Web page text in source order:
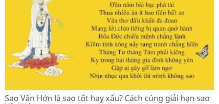
Sao Vân Hớn là sao tốt hay xấu? Cách cúng giải hạn sao